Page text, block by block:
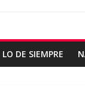
LO DE SIEMPRE